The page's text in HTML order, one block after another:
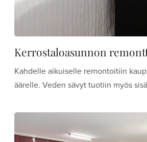
Kerrostaloasunnon
Kahdelle aikuiselle remontoitiin
äärelle. Veden sävyt tuotiin myös